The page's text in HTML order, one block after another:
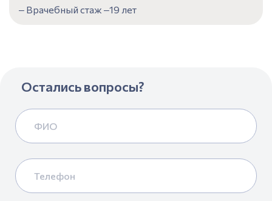
‒ Врачебный стаж ‒19 лет
Остались вопросы?